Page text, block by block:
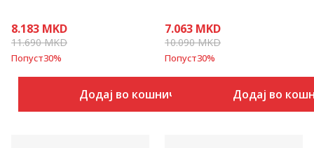
8.183 MKD
11.690MKD
Попуст30%
Додај во кошничка
7.063 MKD
10.090MKD
Попуст30%
Додај во